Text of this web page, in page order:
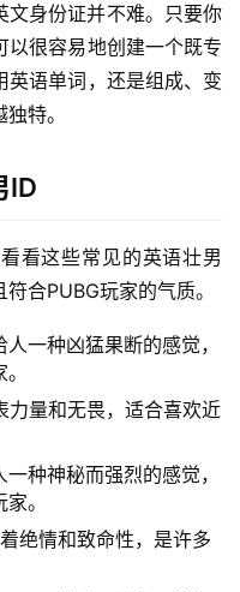
文身份证并不难。只要你
以很容易地创建一个既专
英语单词，还是组成、变
特。
ID
看这些常见的英语壮男
合PUBG玩家的气质。
一种凶猛果断的感觉，
力量和无畏，适合喜欢近
种神秘而强烈的感觉，
。
绝情和致命性，是许多